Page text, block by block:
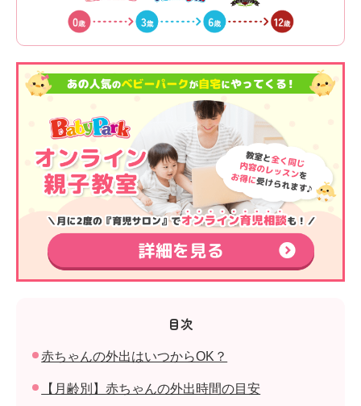
目次
赤ちゃんの外出はいつからOK？
【月齢別】赤ちゃんの外出時間の目安